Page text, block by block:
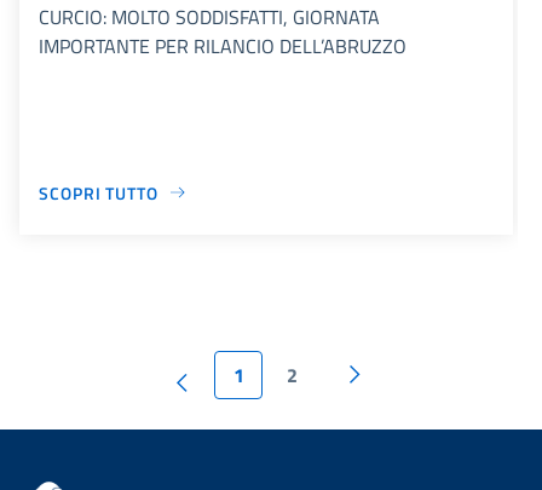
CURCIO: MOLTO SODDISFATTI, GIORNATA
IMPORTANTE PER RILANCIO DELL’ABRUZZO
SCOPRI TUTTO
1 2